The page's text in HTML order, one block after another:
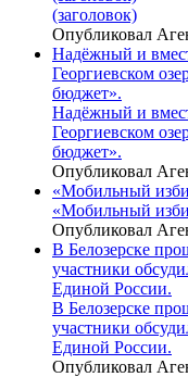
(заголовок)
Опубликовал
Надёжный и
Георгиевском
бюджет».
Надёжный и
Георгиевском
бюджет».
Опубликовал
«Мобильный
«Мобильный
Опубликовал
В Белозерске
участники
Единой России.
В Белозерске
участники
Единой России.
Опубликовал